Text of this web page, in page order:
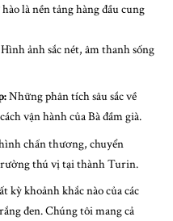
là nền tảng hàng đầu cung
Hình ảnh sắc nét, âm thanh sống
Những phân tích sâu sắc về
vận hành của Bà đầm già.
chấn thương, chuyển
thú vị tại thành Turin.
kỳ khoảnh khắc nào của các
đen. Chúng tôi mang cả